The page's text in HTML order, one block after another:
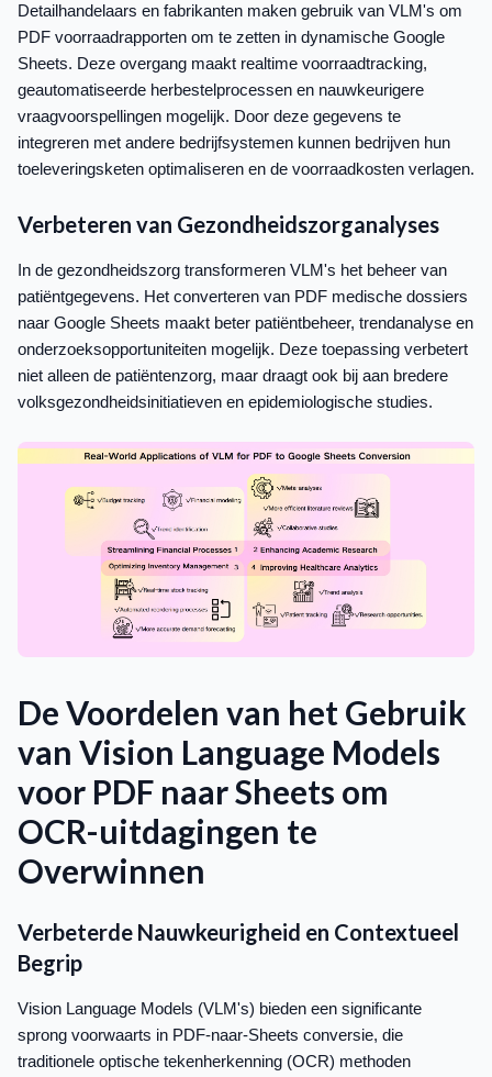
Detailhandelaars en fabrikanten maken gebruik van VLM's om
PDF voorraadrapporten om te zetten in dynamische Google
Sheets. Deze overgang maakt realtime voorraadtracking,
geautomatiseerde herbestelprocessen en nauwkeurigere
vraagvoorspellingen mogelijk. Door deze gegevens te
integreren met andere bedrijfsystemen kunnen bedrijven hun
toeleveringsketen optimaliseren en de voorraadkosten verlagen.
Verbeteren van Gezondheidszorganalyses
In de gezondheidszorg transformeren VLM's het beheer van
patiëntgegevens. Het converteren van PDF medische dossiers
naar Google Sheets maakt beter patiëntbeheer, trendanalyse en
onderzoeksopportuniteiten mogelijk. Deze toepassing verbetert
niet alleen de patiëntenzorg, maar draagt ook bij aan bredere
volksgezondheidsinitiatieven en epidemiologische studies.
De Voordelen van het Gebruik
van Vision Language Models
voor PDF naar Sheets om
OCR-uitdagingen te
Overwinnen
Verbeterde Nauwkeurigheid en Contextueel
Begrip
Vision Language Models (VLM's) bieden een significante
sprong voorwaarts in PDF-naar-Sheets conversie, die
traditionele optische tekenherkenning (OCR) methoden